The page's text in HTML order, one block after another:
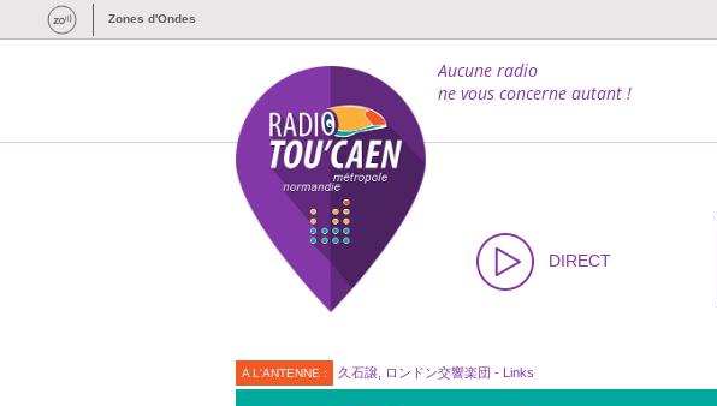
Zones d'Ondes
Aucune radio
ne vous concerne autant !
DIRECT
A L'ANTENNE : 久石譲, ロンドン交響楽団 - Links